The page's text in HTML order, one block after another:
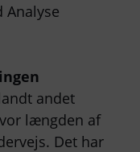
Analyse
andet
længden af
Det har